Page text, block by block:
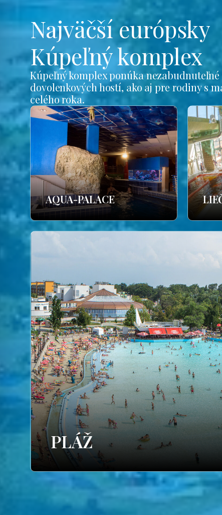
Najväčší európsky
Kúpeľný komplex
Kúpeľný komplex ponúka
dovolenkových hostí, ako aj pre rodiny s
celého roka.
AQUA-PALACE
PLÁŽ